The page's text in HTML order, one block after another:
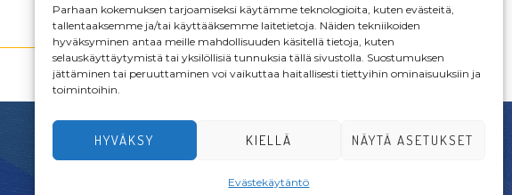
Parhaan kokemuksen tarjoamiseksi käytämme teknologioita, kuten evästeitä,
tallentaaksemme ja/tai käyttääksemme laitetietoja. Näiden tekniikoiden
hyväksyminen antaa meille mahdollisuuden käsitellä tietoja, kuten
selauskäyttäytymistä tai yksilöllisiä tunnuksia tällä sivustolla. Suostumuksen
jättäminen tai peruuttaminen voi vaikuttaa haitallisesti tiettyihin ominaisuuksiin ja
toimintoihin.
HYVÄKSY KIELLÄ NÄYTÄ ASETUKSET
Evästekäytäntö